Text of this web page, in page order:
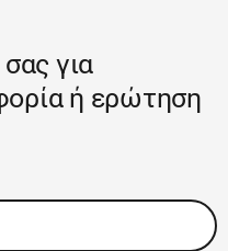
για
ή ερώτηση